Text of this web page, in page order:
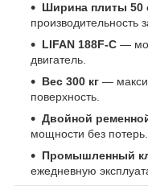
Ширина плиты 50
производительность
LIFAN 188F-C —
двигатель.
Вес 300 кг —
поверхность.
Двойной
мощности без потерь.
Промышленный
ежедневную